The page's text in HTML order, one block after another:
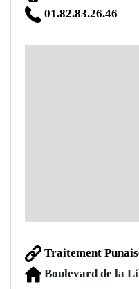
01.82.83.26.46
Traitement
Boulevard de la